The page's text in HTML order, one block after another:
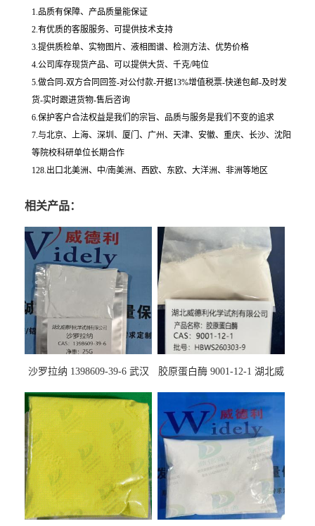
1.品质有保障、产品质量能保证
2.有优质的客服服务、可提供技术支持
3.提供质检单、实物图片、液相图谱、检测方法、优势价格
4.公司库存现货产品、可以提供大货、千克/吨位
5.做合同-双方合同回签-对公付款-开据13%增值税票-快递包邮-及时发
货-实时跟进货物-售后咨询
6.保护客户合法权益是我们的宗旨、品质与服务是我们不变的追求
7.与北京、上海、深圳、厦门、广州、天津、安徽、重庆、长沙、沈阳
等院校科研单位长期合作
128.出口北美洲、中/南美洲、西欧、东欧、大洋洲、非洲等地区
相关产品：
沙罗拉纳 1398609-39-6 武汉
胶原蛋白酶 9001-12-1 湖北威